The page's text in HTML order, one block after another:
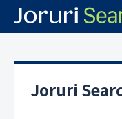
Joruri